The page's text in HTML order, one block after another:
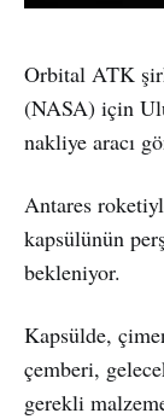
Orbital ATK
(NASA) için
nakliye aracı
Antares
kapsülünün
bekleniyor.
Kapsülde,
çemberi,
gerekli